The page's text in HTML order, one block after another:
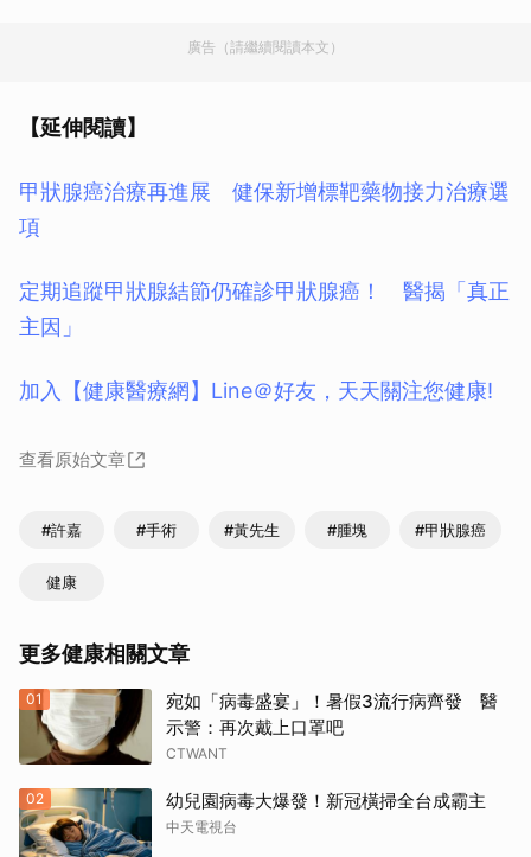
廣告（請繼續閱讀本文）
【延伸閱讀】
甲狀腺癌治療再進展 健保新增標靶藥物接力治療選
項
定期追蹤甲狀腺結節仍確診甲狀腺癌！ 醫揭「真正
主因」
加入【健康醫療網】Line＠好友，天天關注您健康!
查看原始文章
#許嘉 #手術 #黃先生 #腫塊 #甲狀腺癌
健康
更多健康相關文章
01
宛如「病毒盛宴」！暑假3流行病齊發 醫
示警：再次戴上口罩吧
CTWANT
02 幼兒園病毒大爆發！新冠橫掃全台成霸主
中天電視台